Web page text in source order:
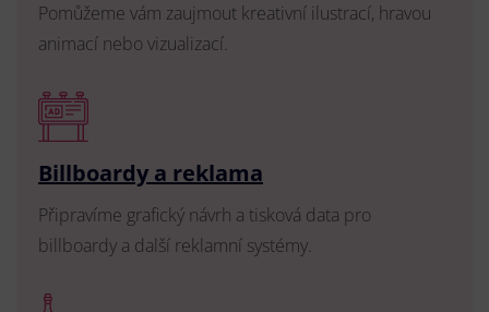
Pomůžeme vám zaujmout kreativní ilustrací, hravou
animací nebo vizualizací.
Billboardy a reklama
Připravíme grafický návrh a tisková data pro
billboardy a další reklamní systémy.